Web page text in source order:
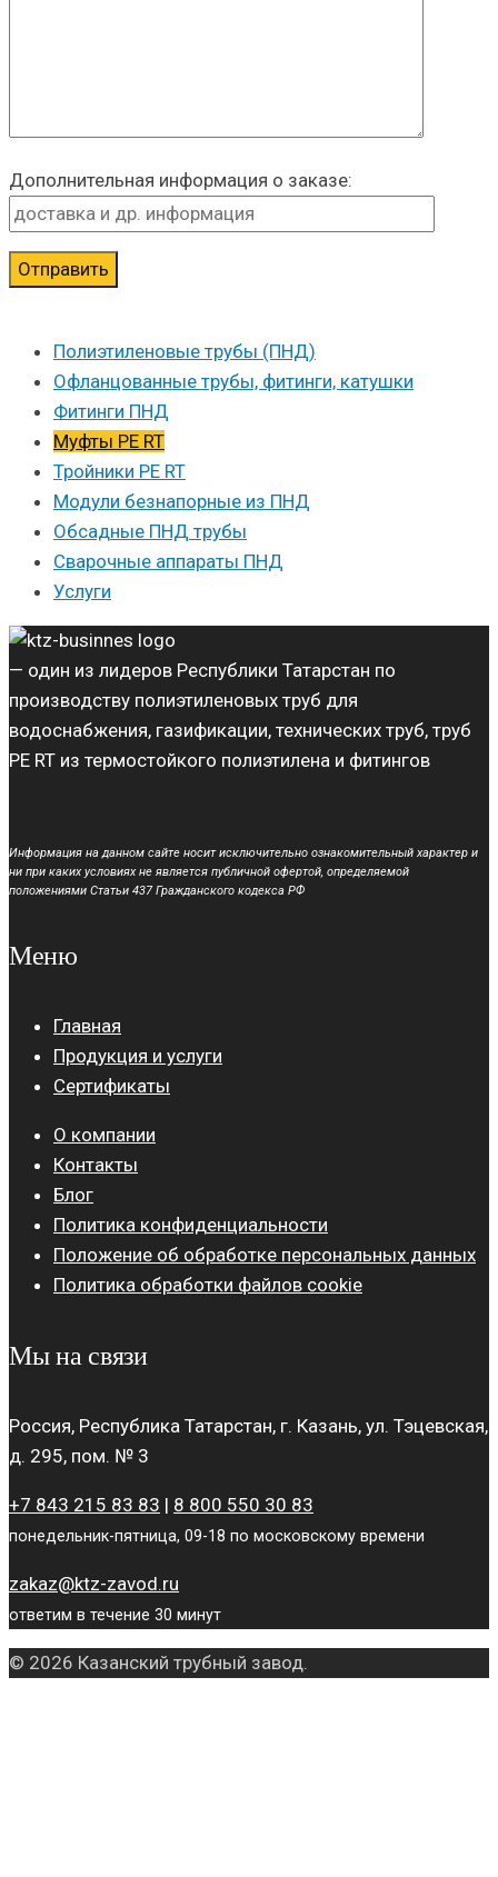
Дополнительная информация о заказе:
Полиэтиленовые трубы (ПНД)
Офланцованные трубы, фитинги, катушки
Фитинги ПНД
Муфты PE RT
Тройники PE RT
Модули безнапорные из ПНД
Обсадные ПНД трубы
Сварочные аппараты ПНД
Услуги
— один из лидеров Республики Татарстан по
производству полиэтиленовых труб для
водоснабжения, газификации, технических труб, труб
PE RT из термостойкого полиэтилена и фитингов
Информация на данном сайте носит исключительно ознакомительный характер и
ни при каких условиях не является публичной офертой, определяемой
положениями Статьи 437 Гражданского кодекса РФ
Меню
Главная
Продукция и услуги
Сертификаты
О компании
Контакты
Блог
Политика конфиденциальности
Положение об обработке персональных данных
Политика обработки файлов cookie
Мы на связи
Россия, Республика Татарстан, г. Казань, ул. Тэцевская,
д. 295, пом. № 3
+7 843 215 83 83 | 8 800 550 30 83
понедельник-пятница, 09-18 по московскому времени
zakaz@ktz-zavod.ru
ответим в течение 30 минут
© 2026 Казанский трубный завод.